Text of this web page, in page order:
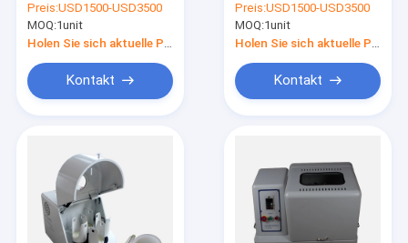
Pulver-reibende
Ausrüstung des
Labor0.4l
Preis:USD1500-USD3500
MOQ:1unit
Kontakt
des
Beispielschleifer-
0.25KW 0.4L
Preis:USD1500-USD3500
MOQ:1unit
Kontakt